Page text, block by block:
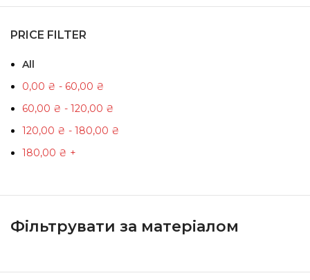
PRICE FILTER
All
0,00 ₴ - 60,00 ₴
60,00 ₴ - 120,00 ₴
120,00 ₴ - 180,00 ₴
180,00 ₴ +
Фільтрувати за матеріалом